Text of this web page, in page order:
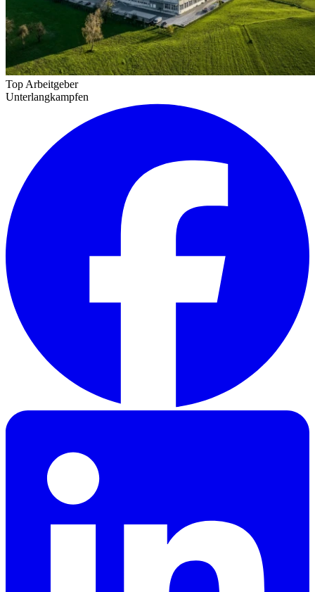
Top Arbeitgeber
Unterlangkampfen